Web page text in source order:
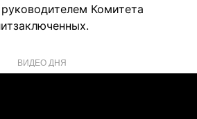
Комитета
ВИДЕО ДНЯ